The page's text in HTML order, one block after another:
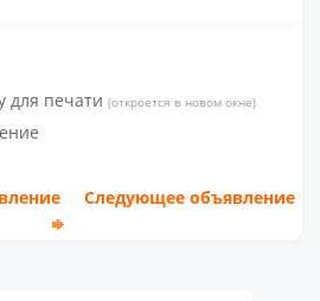
для печати (откроется в новом окне)
Следующее объявление